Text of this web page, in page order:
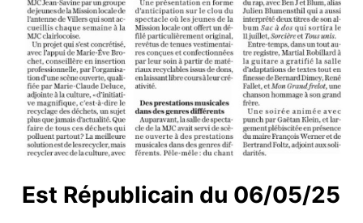
Est Républicain du 06/05/25